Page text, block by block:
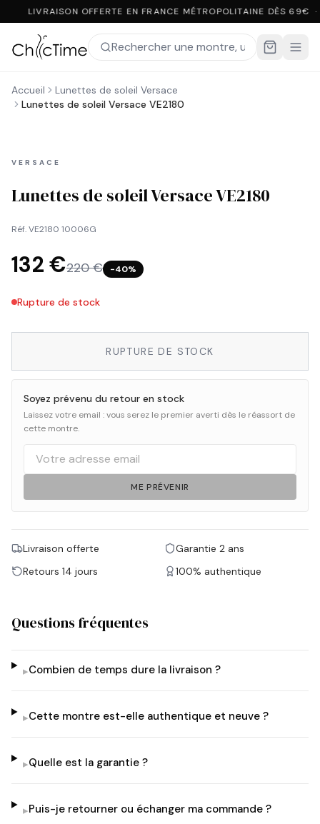
LIVRAISON OFFERTE EN FRANCE MÉTROPOLITAINE DÈS
Accueil
Lunettes de soleil Versace
Lunettes de soleil Versace VE2180
VERSACE
Lunettes de soleil Versace VE2180
Réf.VE2180 10006G
132 €220 € −40%
Rupture de stock
RUPTURE DE STOCK
Soyez prévenu du retour en stock
Laissez votre email : vous serez le premier averti dès le réassort de
cette montre.
ME PRÉVENIR
Livraison offerte
Garantie 2 ans
Retours 14 jours
100% authentique
Questions fréquentes
▸Combien de temps dure la livraison ?
▸Cette montre est-elle authentique et neuve ?
▸Quelle est la garantie ?
▸Puis-je retourner ou échanger ma commande ?